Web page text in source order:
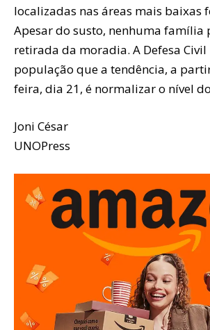
localizadas nas áreas mais baixas
Apesar do susto, nenhuma família
retirada da moradia. A Defesa
população que a tendência, a
feira, dia 21, é normalizar o nível
Joni César
UNOPress